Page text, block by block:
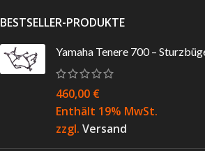
BESTSELLER-PRODUKTE
Yamaha Tenere 700 –
460,00 €
Enthält 19% MwSt.
zzgl. Versand